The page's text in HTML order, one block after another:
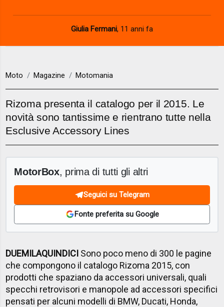
Giulia Fermani, 11 anni fa
Moto Magazine Motomania
Rizoma presenta il catalogo per il 2015. Le
novità sono tantissime e rientrano tutte nella
Esclusive Accessory Lines
MotorBox, prima di tutti gli altri
Seguici su Telegram
Fonte preferita su Google
DUEMILAQUINDICI Sono poco meno di 300 le pagine
che compongono il catalogo Rizoma 2015, con
prodotti che spaziano da accessori universali, quali
specchi retrovisori e manopole ad accessori specifici
pensati per alcuni modelli di BMW, Ducati, Honda,